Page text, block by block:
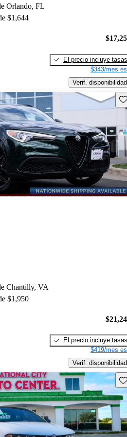
Orlando, FL
$1,644
El precio incluye tasas
$343/mes
Verif. disponibilidad
Chantilly, VA
$1,950
El precio incluye tasas
$419/mes
Verif. disponibilidad